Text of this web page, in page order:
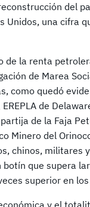
del
Unidos, una cifra
de la renta
de Marea
como quedó
de
de la Faja
Minero del
chinos, militares
que supera
superior en
y el